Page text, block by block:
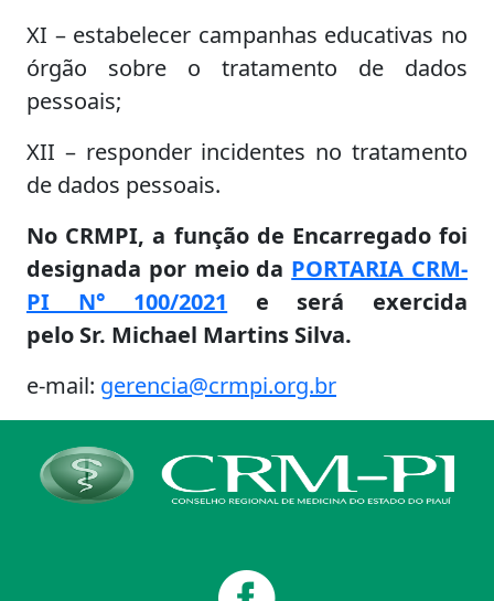
XI – estabelecer campanhas educativas no
órgão sobre o tratamento de dados
pessoais;
XII – responder incidentes no tratamento
de dados pessoais.
No CRMPI, a função de Encarregado foi
designada por meio da PORTARIA CRM-
PI N° 100/2021 e será exercida
pelo Sr. Michael Martins Silva.
e-mail: gerencia@crmpi.org.br